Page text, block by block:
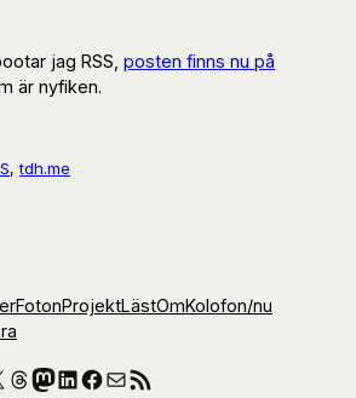
jag RSS, posten finns nu på
är nyfiken.
, tdh.me
FotonProjektLästOmKolofon/nu
Threads
Mastodon
LinkedIn
Facebook
E-postRSS-flöde